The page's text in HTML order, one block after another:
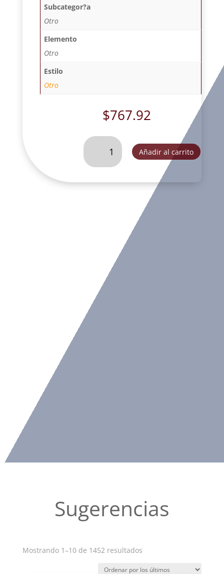
Subcategor?a
Otro
Elemento
Otro
Estilo
Otro
$767.92
PAR
ANGELES
PEDESTAL
Añadir al carrito
Sugerencias
Mostrando 1–10 de 1452 resultadosOrdenado